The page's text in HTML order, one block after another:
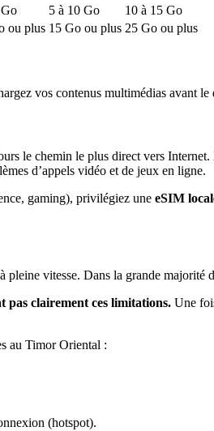
Go 5 à 10 Go 10 à 15 Go
ou plus 15 Go ou plus 25 Go ou plus
vos contenus multimédias avant
le chemin le plus direct vers Internet.
d’appels vidéo et de jeux en ligne.
gaming), privilégiez une eSIM
vitesse. Dans la grande
pas clairement ces limitations. Une
au Timor Oriental :
(hotspot).